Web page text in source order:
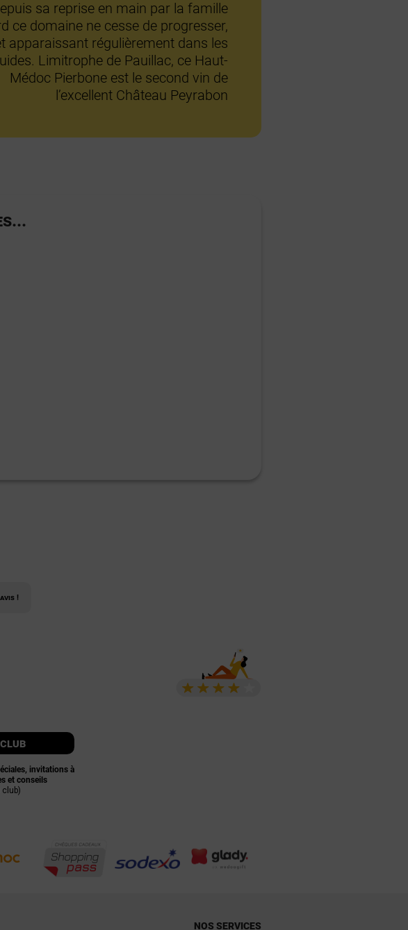
sa reprise en main par la famille
ce domaine ne cesse de progresser,
apparaissant régulièrement dans les
Limitrophe de Pauillac, ce Haut-
Médoc Pierbone est le second vin de
l’excellent Château Peyrabon
!
club
invitations à
et conseils
NOS SERVICES